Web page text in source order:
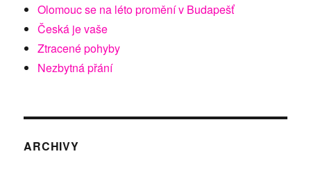
Olomouc se na léto promění v Budapešť
Česká je vaše
Ztracené pohyby
Nezbytná přání
ARCHIVY